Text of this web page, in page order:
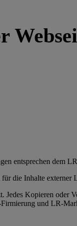
entsprechen dem
die Inhalte
Kopieren
und LR-